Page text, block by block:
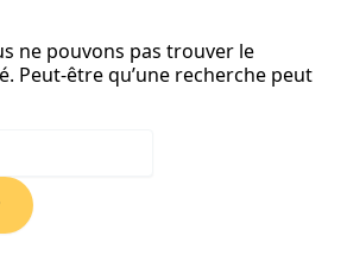
ne pouvons pas trouver le
Peut-être qu’une recherche peut